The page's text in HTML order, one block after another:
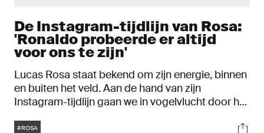
De Instagram-tijdlijn van Rosa:
'Ronaldo probeerde er altijd
voor ons te zijn'
Lucas Rosa staat bekend om zijn energie, binnen
en buiten het veld. Aan de hand van zijn
Instagram-tijdlijn gaan we in vogelvlucht door het
van het Braziliaanse shirt tot samenwerken met
Tags
#ROSA